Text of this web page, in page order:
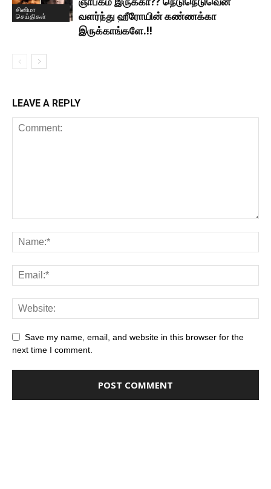
சினிமா
செய்திகள்
வளர்ந்து ஹீரோயின் கண்ணக்கா
இருக்காங்களே.!!
LEAVE A REPLY
Save my name, email, and website in this browser for the
next time I comment.